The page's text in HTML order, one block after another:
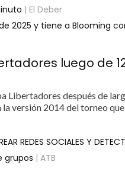
| El Deber
2025 y tiene a Blooming
luego de
Libertadores después de
versión 2014 del torneo
REDES SOCIALES Y
grupos | ATB